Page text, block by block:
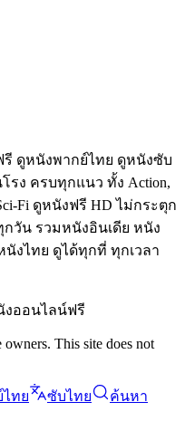
ดูหนังพากย์ไทย ดูหนังซับ
ง ครบทุกแนว ทั้ง Action,
Sci-Fi ดูหนังฟรี HD ไม่กระตุก
วัน รวมหนังอินเดีย หนัง
งไทย ดูได้ทุกที่ ทุกเวลา
งออนไลน์ฟรี
This site does not
ทย ซับไทย ค้นหา